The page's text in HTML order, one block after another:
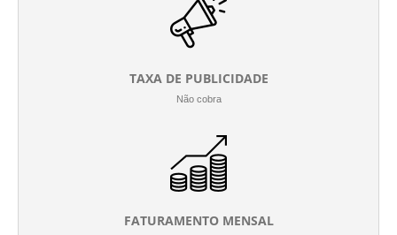
TAXA DE PUBLICIDADE
Não cobra
FATURAMENTO MENSAL